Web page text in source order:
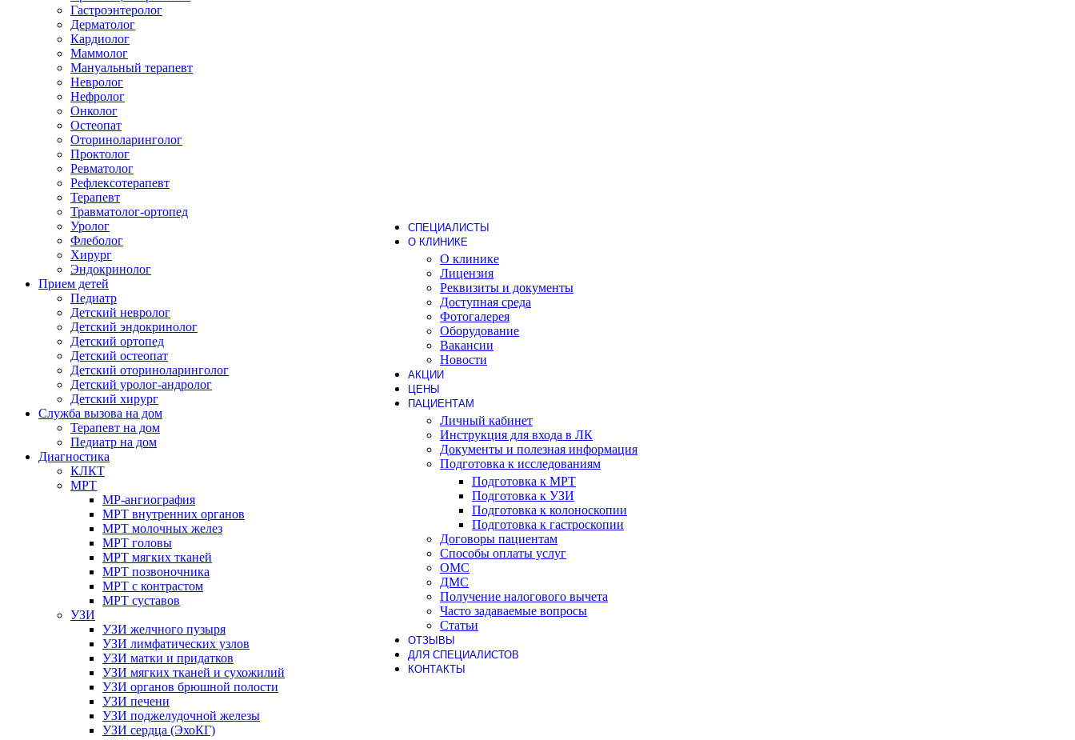
СПЕЦИАЛИСТЫ
О КЛИНИКЕ
О клинике
Лицензия
Реквизиты и документы
Доступная среда
Фотогалерея
Оборудование
Вакансии
Новости
АКЦИИ
ЦЕНЫ
ПАЦИЕНТАМ
Личный кабинет
Инструкция для входа в ЛК
Документы и полезная информация
Подготовка к исследованиям
Подготовка к МРТ
Подготовка к УЗИ
Подготовка к колоноскопии
Подготовка к гастроскопии
Договоры пациентам
Способы оплаты услуг
ОМС
ДМС
Получение налогового вычета
Часто задаваемые вопросы
Статьи
ОТЗЫВЫ
ДЛЯ СПЕЦИАЛИСТОВ
КОНТАКТЫ
Гастроэнтеролог
Дерматолог
Кардиолог
Маммолог
Мануальный терапевт
Невролог
Нефролог
Онколог
Остеопат
Оториноларинголог
Проктолог
Ревматолог
Рефлексотерапевт
Терапевт
Травматолог-ортопед
Уролог
Флеболог
Хирург
Эндокринолог
Прием детей
Педиатр
Детский невролог
Детский эндокринолог
Детский ортопед
Детский остеопат
Детский оториноларинголог
Детский уролог-андролог
Детский хирург
Служба вызова на дом
Терапевт на дом
Педиатр на дом
Диагностика
КЛКТ
МРТ
МР-ангиография
МРТ внутренних органов
МРТ молочных желез
МРТ головы
МРТ мягких тканей
МРТ позвоночника
МРТ с контрастом
МРТ суставов
УЗИ
УЗИ желчного пузыря
УЗИ лимфатических узлов
УЗИ матки и придатков
УЗИ мягких тканей и сухожилий
УЗИ органов брюшной полости
УЗИ печени
УЗИ поджелудочной железы
УЗИ сердца (ЭхоКГ)